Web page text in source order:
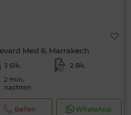
Med 6, Marrakech
3 Slk. 2 Bk.
2 min.
nachten
Bellen WhatsApp